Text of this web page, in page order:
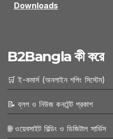
Downloads
B2Bangla কী করে
🛒 ই-কমার্স (অনলাইন শপিং সিস্টেম)
📝 ব্লগ ও নিউজ কনটেন্ট প্রকাশ
🌐 ওয়েবসাইট বিল্ডিং ও ডিজিটাল সার্ভিস